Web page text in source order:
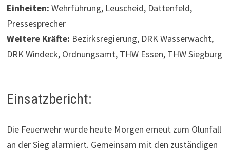
Einheiten: Wehrführung, Leuscheid, Dattenfeld,
Pressesprecher
Weitere Kräfte: Bezirksregierung, DRK Wasserwacht,
DRK Windeck, Ordnungsamt, THW Essen, THW Siegburg
Einsatzbericht:
Die Feuerwehr wurde heute Morgen erneut zum Ölunfall
an der Sieg alarmiert. Gemeinsam mit den zuständigen